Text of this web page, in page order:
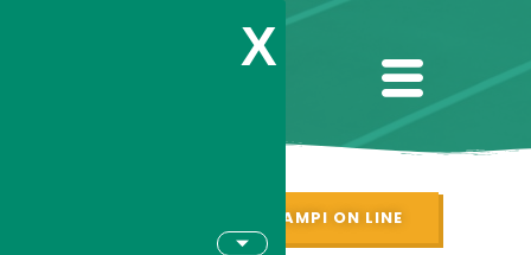
X
PRENOTAZIONI CAMPI ON LINE